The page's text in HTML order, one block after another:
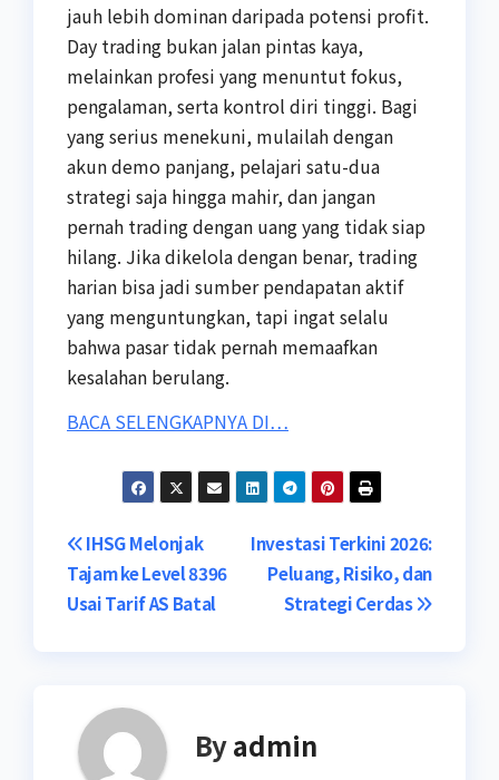
jauh lebih dominan daripada potensi profit.
Day trading bukan jalan pintas kaya,
melainkan profesi yang menuntut fokus,
pengalaman, serta kontrol diri tinggi. Bagi
yang serius menekuni, mulailah dengan
akun demo panjang, pelajari satu-dua
strategi saja hingga mahir, dan jangan
pernah trading dengan uang yang tidak siap
hilang. Jika dikelola dengan benar, trading
harian bisa jadi sumber pendapatan aktif
yang menguntungkan, tapi ingat selalu
bahwa pasar tidak pernah memaafkan
kesalahan berulang.
BACA SELENGKAPNYA DI…
Post
navigation
Investasi Terkini 2026:
Peluang, Risiko, dan
Strategi Cerdas
IHSG Melonjak
Tajam ke Level 8396
Usai Tarif AS Batal
Byadmin